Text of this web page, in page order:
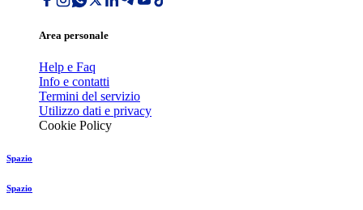
Area personale
Help e Faq
Info e contatti
Termini del servizio
Utilizzo dati e privacy
Cookie Policy
Spazio
Spazio